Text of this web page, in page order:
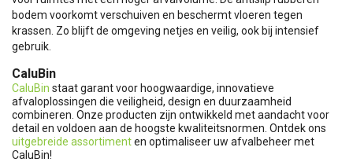
bodem voorkomt verschuiven en beschermt vloeren tegen
krassen. Zo blijft de omgeving netjes en veilig, ook bij intensief
gebruik.
CaluBin
CaluBin staat garant voor hoogwaardige, innovatieve
afvaloplossingen die veiligheid, design en duurzaamheid
combineren. Onze producten zijn ontwikkeld met aandacht voor
detail en voldoen aan de hoogste kwaliteitsnormen. Ontdek ons
uitgebreide assortimenten optimaliseer uw afvalbeheer met
CaluBin!